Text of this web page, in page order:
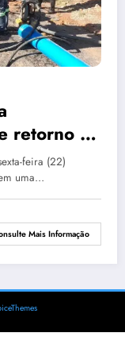
retorno do
sábado
feira (22)
uma…
Mais Informação